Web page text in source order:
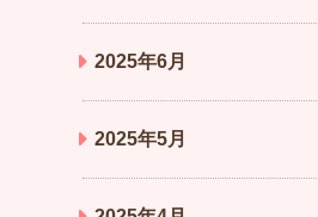
2025年6月
2025年5月